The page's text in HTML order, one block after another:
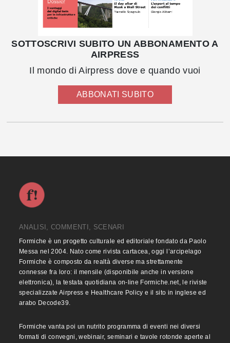
SOTTOSCRIVI SUBITO UN ABBONAMENTO A
AIRPRESS
Il mondo di Airpress dove e quando vuoi
ABBONATI SUBITO
ANALISI, COMMENTI, SCENARI
Formiche è un progetto culturale ed editoriale fondato da Paolo
Messa nel 2004. Nato come rivista cartacea, oggi l’arcipelago
Formiche è composto da realtà diverse ma strettamente
connesse fra loro: il mensile (disponibile anche in versione
elettronica), la testata quotidiana on-line Formiche.net, le riviste
specializzate Airpress e Healthcare Policy e il sito in inglese ed
arabo Decode39.
Formiche vanta poi un nutrito programma di eventi nei diversi
formati di convegni, webinair, seminari e tavole rotonde aperte al